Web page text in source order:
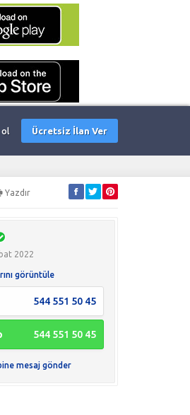
ol Ücretsiz İlan Ver
Yazdır
2022
görüntüle
544 551 50 45
544 551 50 45
mesaj gönder